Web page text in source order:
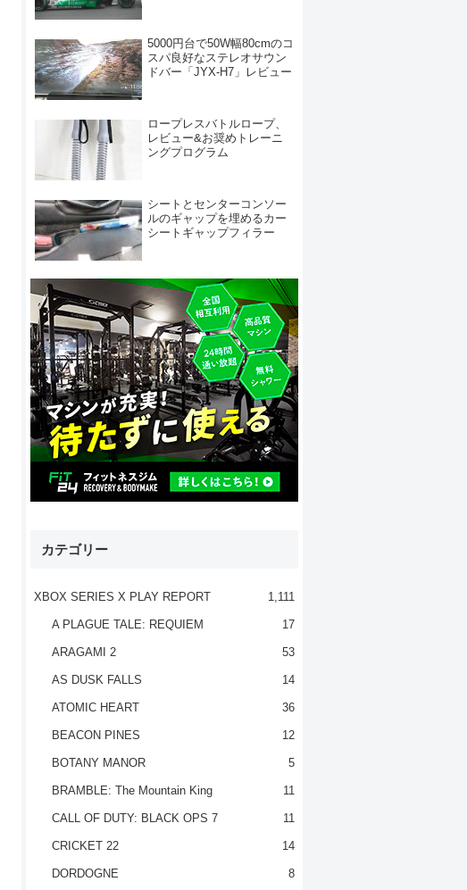
5000円台で50W幅80cmのコ
スパ良好なステレオサウン
ドバー「JYX-H7」レビュー
ロープレスバトルロープ、
レビュー&お奨めトレーニ
ングプログラム
シートとセンターコンソー
ルのギャップを埋めるカー
シートギャップフィラー
カテゴリー
XBOX SERIES X PLAY REPORT 1,111
A PLAGUE TALE: REQUIEM 17
ARAGAMI 2 53
AS DUSK FALLS 14
ATOMIC HEART 36
BEACON PINES 12
BOTANY MANOR 5
BRAMBLE: The Mountain King 11
CALL OF DUTY: BLACK OPS 7 11
CRICKET 22 14
DORDOGNE 8